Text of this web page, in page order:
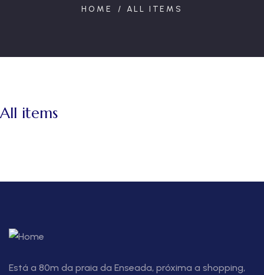
HOME ALL ITEMS
All items
Está a 80m da praia da Enseada, próxima a shopping,